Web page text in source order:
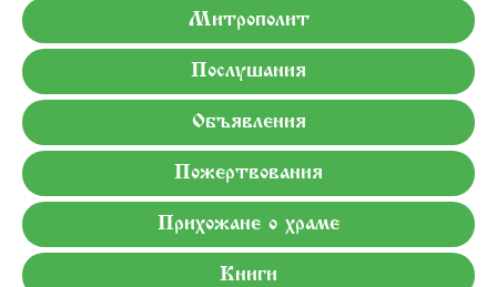
Митрополит
Послушания
Объявления
Пожертвования
Прихожане о храме
Книги